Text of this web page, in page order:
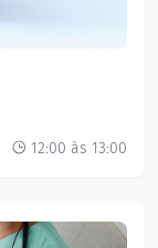
12:00 às 13:00